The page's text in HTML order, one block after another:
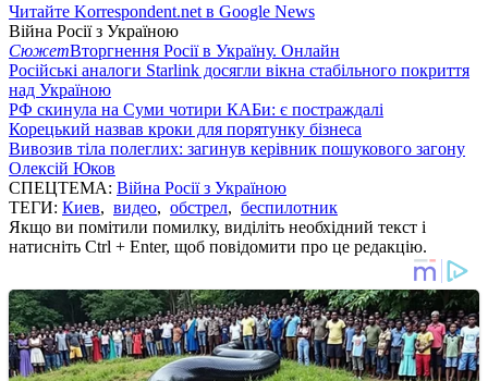
Читайте Korrespondent.net в Google News
Війна Росії з Україною
СюжетВторгнення Росії в Україну. Онлайн
Російські аналоги Starlink досягли вікна стабільного покриття
над Україною
РФ скинула на Суми чотири КАБи: є постраждалі
Корецький назвав кроки для порятунку бізнеса
Вивозив тіла полеглих: загинув керівник пошукового загону
Олексій Юков
СПЕЦТЕМА: Війна Росії з Україною
ТЕГИ: Киев, видео, обстрел, беспилотник
Якщо ви помітили помилку, виділіть необхідний текст і
натисніть Ctrl + Enter, щоб повідомити про це редакцію.